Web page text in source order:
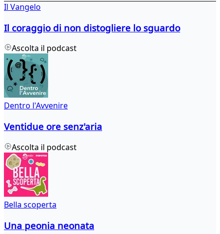
Il Vangelo
Il coraggio di non distogliere lo sguardo
Ascolta il podcast
Dentro l'Avvenire
Ventidue ore senz'aria
Ascolta il podcast
Bella scoperta
Una peonia neonata